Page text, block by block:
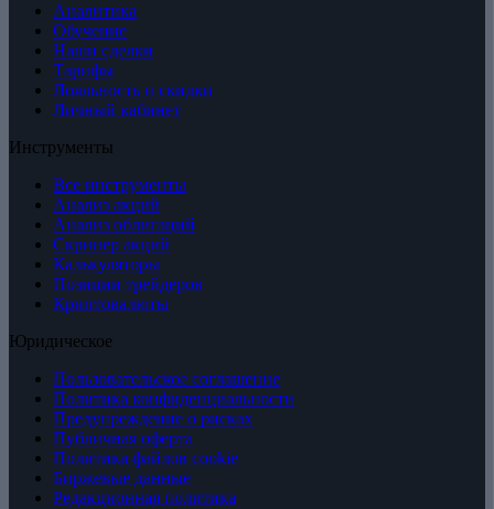
Аналитика
Обучение
Наши сделки
Тарифы
Лояльность и скидки
Личный кабинет
Инструменты
Все инструменты
Анализ акций
Анализ облигаций
Скринер акций
Калькуляторы
Позиции трейдеров
Криптовалюты
Юридическое
Пользовательское соглашение
Политика конфиденциальности
Предупреждение о рисках
Публичная оферта
Политика файлов cookie
Биржевые данные
Редакционная политика